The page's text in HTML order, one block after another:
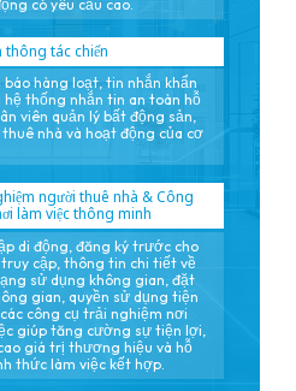
có yêu cầu cao.
thông tác chiến
báo hàng loạt, tin nhắn khẩn
hệ thống nhắn tin an toàn hỗ
viên quản lý bất động sản,
nhà và hoạt động của cơ
người thuê nhà & Công
làm việc thông minh
di động, đăng ký trước cho
cập, thông tin chi tiết về
sử dụng không gian, đặt
gian, quyền sử dụng tiện
công cụ trải nghiệm nơi
giúp tăng cường sự tiện lợi,
giá trị thương hiệu và hỗ
thức làm việc kết hợp.